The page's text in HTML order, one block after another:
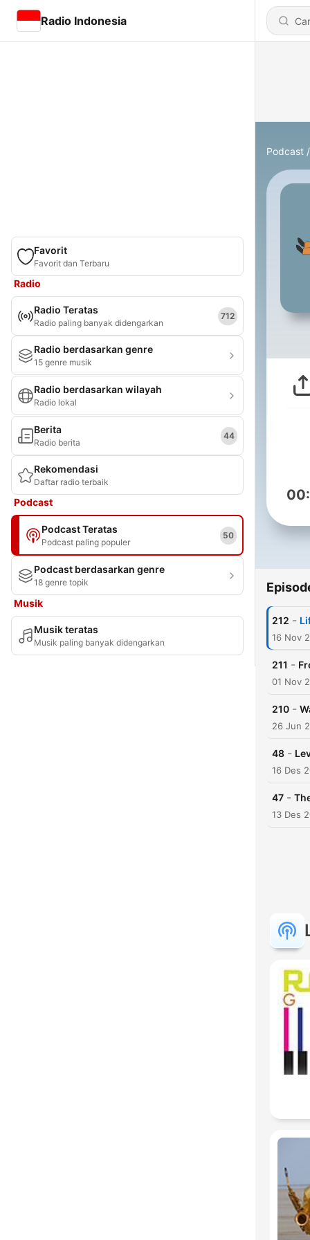
Radio Indonesia
Favorit
Favorit dan Terbaru
Radio
Radio Teratas
Radio paling banyak didengarkan
712
Radio berdasarkan genre
15 genre musik
Radio berdasarkan wilayah
Radio lokal
Berita
Radio berita
44
Rekomendasi
Daftar radio terbaik
Podcast
Podcast Teratas
Podcast paling populer
50
Podcast berdasarkan genre
18 genre topik
Musik
Musik teratas
Musik paling banyak didengarkan
Podcast
212 -
16 Nov
211 -
01 Nov
210 -
26 Jun
48 -
16 Des
47 -
13 Des